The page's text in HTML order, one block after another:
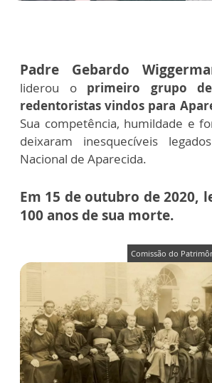
Padre Gebardo
liderou o primeiro grupo
redentoristas vindos para
Sua competência, humildade e
deixaram inesquecíveis
Nacional de Aparecida.
Em 15 de outubro de 2020,
100 anos de sua morte.
Comissão do